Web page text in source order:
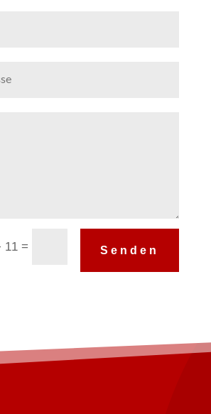
11 = Senden